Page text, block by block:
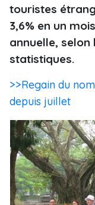
touristes
3,6% en un
annuelle,
statistiques.
>>Regain du
depuis juillet